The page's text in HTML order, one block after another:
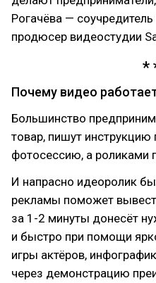
Рогачёва —
продюсер видеостудии
Почему видео
Большинство
товар, пишут
фотосессию, а роликами
И напрасно идеоролик
рекламы поможет
за 1-2 минуты донесёт
и быстро при помощи
игры актёров,
через демонстрацию